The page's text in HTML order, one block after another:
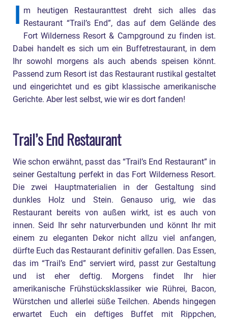
I m heutigen Restauranttest dreht sich alles das
Restaurant “Trail’s End”, das auf dem Gelände des
Fort Wilderness Resort & Campground zu finden ist.
Dabei handelt es sich um ein Buffetrestaurant, in dem
Ihr sowohl morgens als auch abends speisen könnt.
Passend zum Resort ist das Restaurant rustikal gestaltet
und eingerichtet und es gibt klassische amerikanische
Gerichte. Aber lest selbst, wie wir es dort fanden!
Trail’s End Restaurant
Wie schon erwähnt, passt das “Trail’s End Restaurant” in
seiner Gestaltung perfekt in das Fort Wilderness Resort.
Die zwei Hauptmaterialien in der Gestaltung sind
dunkles Holz und Stein. Genauso urig, wie das
Restaurant bereits von außen wirkt, ist es auch von
innen. Seid Ihr sehr naturverbunden und könnt Ihr mit
einem zu eleganten Dekor nicht allzu viel anfangen,
dürfte Euch das Restaurant definitiv gefallen. Das Essen,
das im “Trail’s End” serviert wird, passt zur Gestaltung
und ist eher deftig. Morgens findet Ihr hier
amerikanische Frühstücksklassiker wie Rührei, Bacon,
Würstchen und allerlei süße Teilchen. Abends hingegen
erwartet Euch ein deftiges Buffet mit Rippchen,